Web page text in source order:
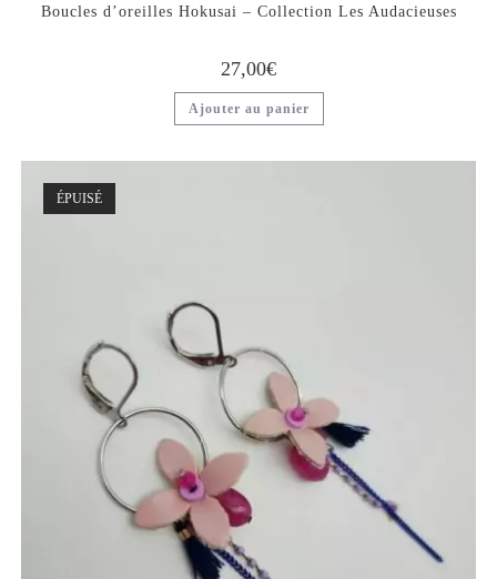
Boucles d’oreilles Hokusai – Collection Les Audacieuses
27,00€
Ajouter au panier
ÉPUISÉ